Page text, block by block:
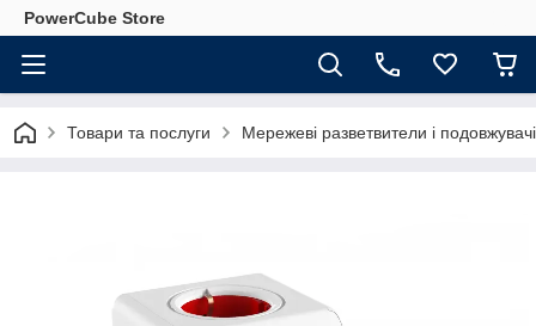
PowerCube Store
Товари та послуги Мережеві разветвители і подовжувачі